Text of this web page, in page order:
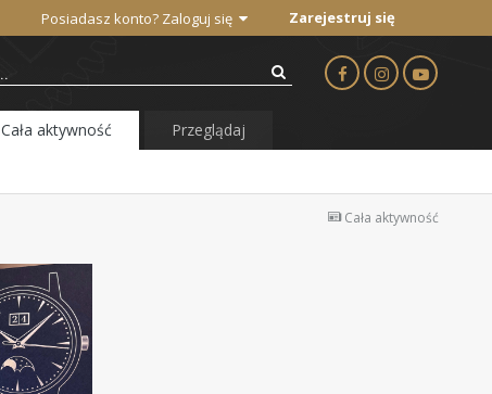
Posiadasz konto? Zaloguj się Zarejestruj się
Cała aktywność Przeglądaj
Cała aktywność